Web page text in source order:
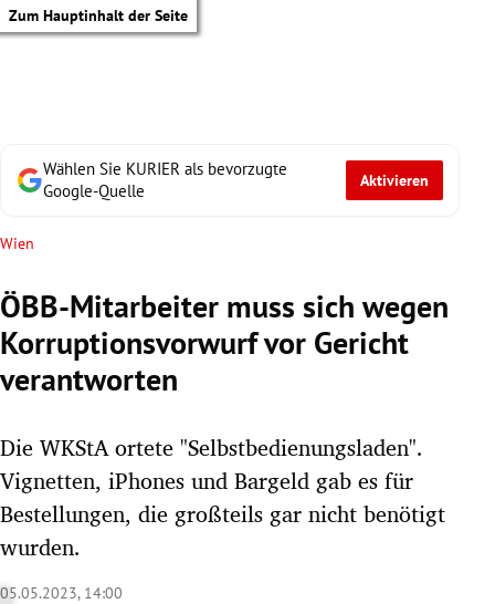
Zum Hauptinhalt der Seite
Untermenü
Wählen Sie KURIER als bevorzugte
Google-Quelle
Aktivieren
Wien
ÖBB-Mitarbeiter muss sich wegen
Korruptionsvorwurf vor Gericht
verantworten
Die WKStA ortete "Selbstbedienungsladen".
Vignetten, iPhones und Bargeld gab es für
Bestellungen, die großteils gar nicht benötigt
wurden.
05.05.2023, 14:00